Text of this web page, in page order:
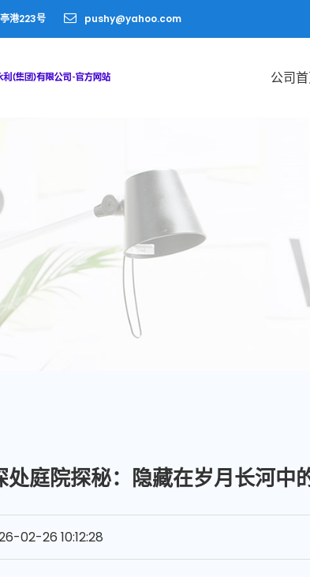
港223号 pushy@yahoo.com
公司
处庭院探秘：隐藏在岁月长河中
02-26 10:12:28